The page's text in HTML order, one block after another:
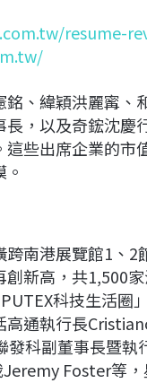
resume-
、緯穎洪麗寗、
，以及奇鋐沈慶
些出席企業的市
南港展覽館1、2
新高，共1,500
科技生活圈
通執行長
科副董事長暨執
Foster等，